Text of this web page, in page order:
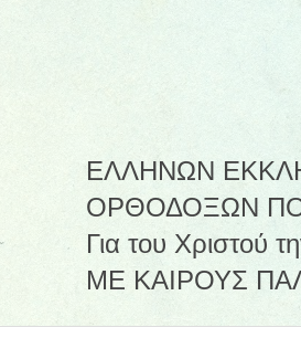
ΕΛΛΗΝΩΝ
ΟΡΘΟΔΟΞΩΝ
Για του Χριστού
ΜΕ ΚΑΙΡΟΥΣ